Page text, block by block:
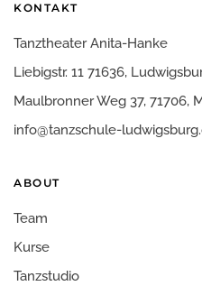
KONTAKT
Tanztheater Anita-Hanke
Liebigstr. 11 71636,
Maulbronner Weg 37, 71706,
info@tanzschule-
ABOUT
Team
Kurse
Tanzstudio